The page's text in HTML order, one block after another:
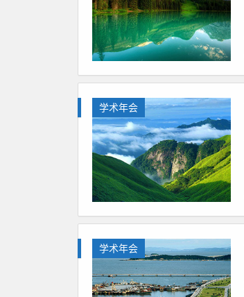
学术年会
学术年会